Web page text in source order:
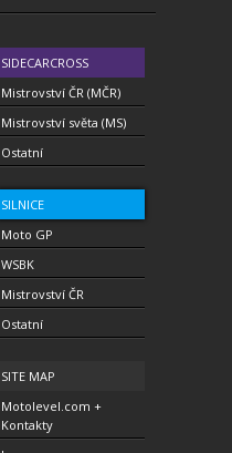
SIDECARCROSS
Mistrovství ČR (MČR)
Mistrovství světa (MS)
Ostatní
SILNICE
Moto GP
WSBK
Mistrovství ČR
Ostatní
SITE MAP
Motolevel.com +
Kontakty